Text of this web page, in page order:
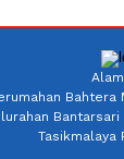
Tasikmalaya